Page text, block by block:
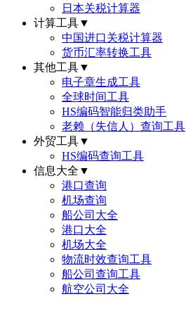
日本关税计算器
计算工具▼
中国进口关税计算器
货币汇率转换工具
其他工具▼
电子章生成工具
全球时间工具
HS编码智能归类助手
老赖（失信人）查询工具
外贸工具▼
HS编码查询工具
信息大全 ▼
港口查询
机场查询
船公司大全
港口大全
机场大全
物流时效查询工具
船公司查询工具
航空公司大全